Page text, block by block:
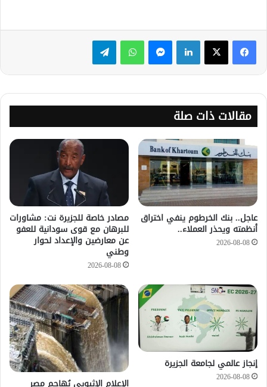
لينكدإن ماسنجر واتساب تيلقرام
مقالات ذات صلة
عاجل.. بنك الخرطوم ينفي اختراق
أنظمته ويحذر العملاء..
2026-08-08
مصادر خاصة للجزيرة نت: مشاورات
للبرهان مع قوى سودانية للعفو
عن معارضين والإعداد لحوار
وطني
2026-08-08
إنجاز عالمي لجامعة الجزيرة
2026-08-08 الإعلام الإثيوبي يُهاجم مصر